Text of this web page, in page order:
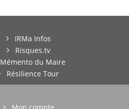
IRMa Infos
Risques.tv
Mémento du Maire
Résilience Tour
Mon compte